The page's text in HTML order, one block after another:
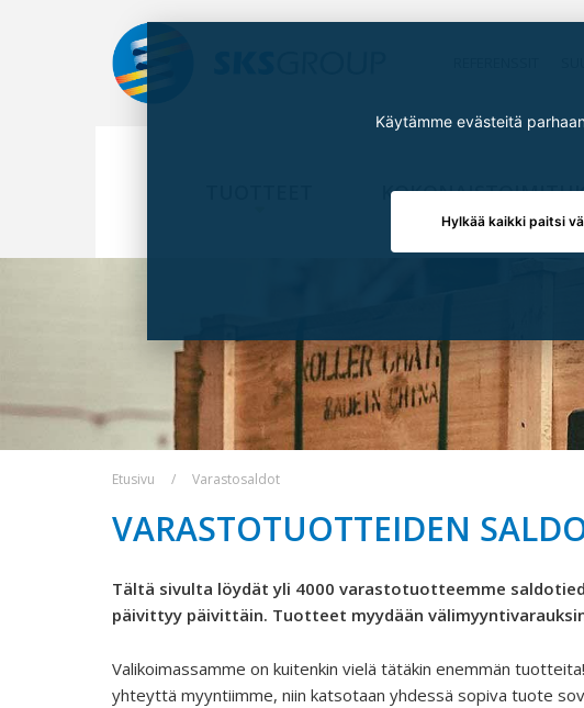
Etusivu Varastosaldot
VARASTOTUOTTEIDEN
Tältä sivulta löydät yli 4000 varastotuotteemme
päivittyy päivittäin. Tuotteet myydään
Valikoimassamme on kuitenkin vielä tätäkin enemmän
yhteyttä myyntiimme, niin katsotaan yhdessä sopiva tuote
Käytämme evästeitä
Hylkää kaikki paitsi